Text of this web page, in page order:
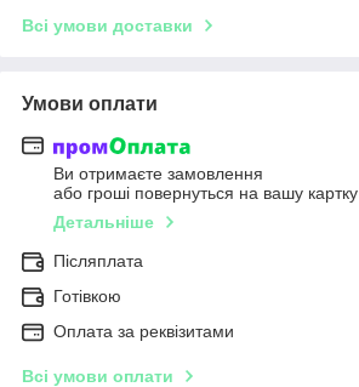
Всі умови доставки
Умови оплати
Ви отримаєте замовлення
або гроші повернуться на вашу картку
Детальніше
Післяплата
Готівкою
Оплата за реквізитами
Всі умови оплати